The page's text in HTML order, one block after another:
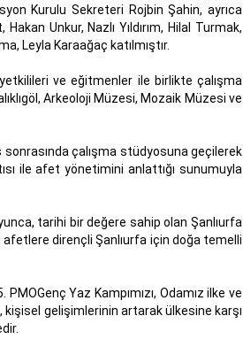
Kurulu Sekreteri Rojbin Şahin, ayrıca
Unkur, Nazlı Yıldırım, Hilal Turmak,
Leyla Karaağaç katılmıştır.
yetkilileri ve eğitmenler ile birlikte çalışma
Arkeoloji Müzesi, Mozaik Müzesi ve
sonrasında çalışma stüdyosuna geçilerek
ile afet yönetimini anlattığı sunumuyla
tarihi bir değere sahip olan Şanlıurfa
dirençli Şanlıurfa için doğa temelli
Yaz Kampımızı, Odamız ilke ve
gelişimlerinin artarak ülkesine karşı